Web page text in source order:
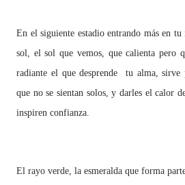
En el siguiente estadio entrando más en
sol, el sol que vemos, que calienta pero
radiante el que desprende tu alma, sirve
que no se sientan solos, y darles el calor
inspiren confianza.
El rayo verde, la esmeralda que forma